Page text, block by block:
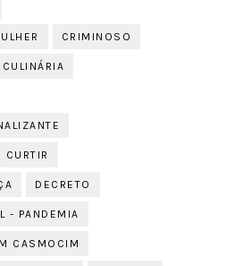
CRIMINOSO
CULINÁRIA
CURTIR
DECRETO
- PANDEMIA
CASMOCIM